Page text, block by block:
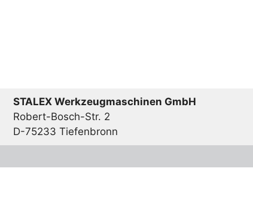
STALEX Werkzeugmaschinen GmbH
Robert-Bosch-Str. 2
D-75233 Tiefenbronn